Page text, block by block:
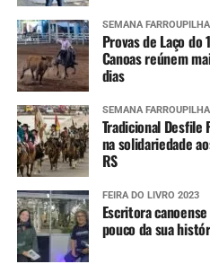
Também é possível se
Para ter acesso ao serviço, é
telefone (61) 2034-4611 ou
preciso interagir com o robô
um simples “Oi”.
Após a primeira interação, o
sua localização atual ou
para, dessa forma, receber as
encaminhadas pela Defesa
SEMANA
Provas de Laço do
Canoas reúnem
dias
SEMANA
Tradicional
na solidariedade
RS
FEIRA DO LIVRO 2023
Escritora
pouco da sua